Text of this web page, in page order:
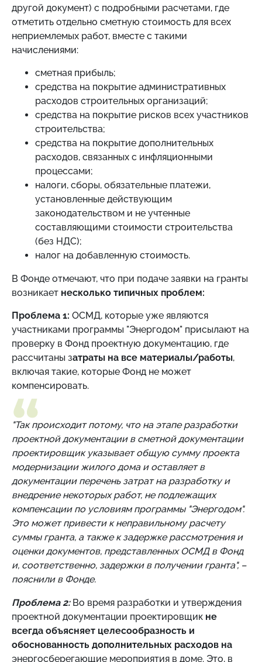
другой документ) с подробными расчетами, где
отметить отдельно сметную стоимость для всех
неприемлемых работ, вместе с такими
начислениями:
сметная прибыль;
средства на покрытие административных
расходов строительных организаций;
средства на покрытие рисков всех участников
строительства;
средства на покрытие дополнительных
расходов, связанных с инфляционными
процессами;
налоги, сборы, обязательные платежи,
установленные действующим
законодательством и не учтенные
составляющими стоимости строительства
(без НДС);
налог на добавленную стоимость.
В Фонде отмечают, что при подаче заявки на гранты
возникает несколько типичных проблем:
Проблема 1: ОСМД, которые уже являются
участниками программы "Энергодом" присылают на
проверку в Фонд проектную документацию, где
рассчитаны затраты на все материалы/работы,
включая такие, которые Фонд не может
компенсировать.
"Так происходит потому, что на этапе разработки
проектной документации в сметной документации
проектировщик указывает общую сумму проекта
модернизации жилого дома и оставляет в
документации перечень затрат на разработку и
внедрение некоторых работ, не подлежащих
компенсации по условиям программы "Энергодом".
Это может привести к неправильному расчету
суммы гранта, а также к задержке рассмотрения и
оценки документов, представленных ОСМД в Фонд
и, соответственно, задержки в получении гранта", –
пояснили в Фонде.
Проблема 2:Во время разработки и утверждения
проектной документации проектировщик не
всегда объясняет целесообразность и
обоснованность дополнительных расходов на
энергосберегающие мероприятия в доме. Это, в